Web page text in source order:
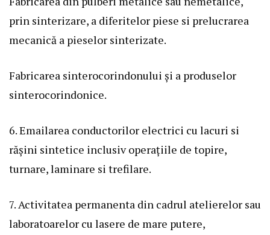
prin sinterizare, a diferitelor piese si prelucrarea
mecanică a pieselor sinterizate.
Fabricarea sinterocorindonului și a produselor
sinterocorindonice.
6. Emailarea conductorilor electrici cu lacuri si
rășini sintetice inclusiv operațiile de topire,
turnare, laminare si trefilare.
7. Activitatea permanenta din cadrul atelierelor sau
laboratoarelor cu lasere de mare putere,